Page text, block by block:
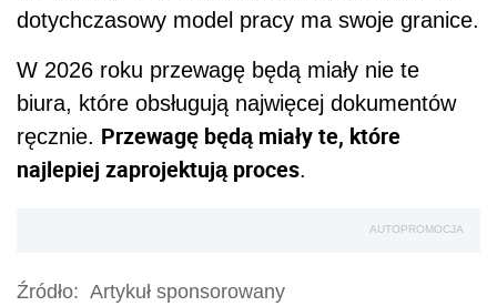
dotychczasowy model pracy ma swoje granice.
W 2026 roku przewagę będą miały nie te
biura, które obsługują najwięcej dokumentów
ręcznie. Przewagę będą miały te, które
najlepiej zaprojektują proces.
AUTOPROMOCJA
Źródło: Artykuł sponsorowany